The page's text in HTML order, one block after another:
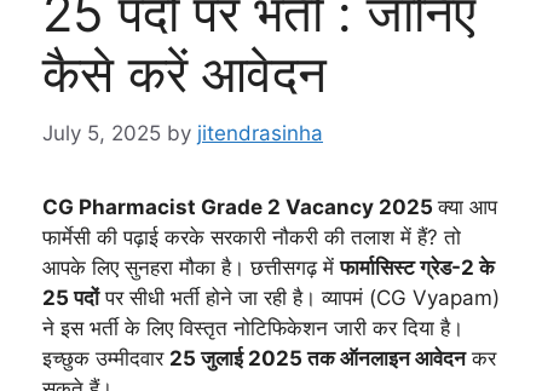
25 पदों पर भर्ती : जानिए
कैसे करें आवेदन
July 5, 2025 by jitendrasinha
CG Pharmacist Grade 2 Vacancy 2025क्या आप
फार्मेसी की पढ़ाई करके सरकारी नौकरी की तलाश में हैं? तो
आपके लिए सुनहरा मौका है। छत्तीसगढ़ मेंफार्मासिस्ट ग्रेड-2 के
25 पदोंपर सीधी भर्ती होने जा रही है। व्यापमं (CG Vyapam)
ने इस भर्ती के लिए विस्तृत नोटिफिकेशन जारी कर दिया है।
इच्छुक उम्मीदवार 25 जुलाई 2025 तक ऑनलाइन आवेदनकर